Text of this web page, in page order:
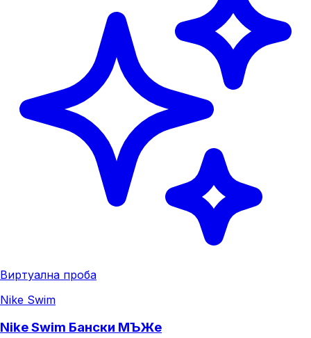
Виртуална проба
Nike Swim
Nike Swim Бански МЪЖe